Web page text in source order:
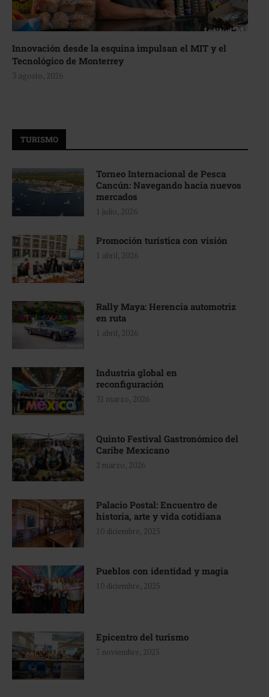
Innovación desde la esquina impulsan el MIT y el
Tecnológico de Monterrey
3 agosto, 2026
TURISMO
Torneo Internacional de Pesca
Cancún: Navegando hacia nuevos
mercados
1 julio, 2026
Promoción turística con visión
1 abril, 2026
Rally Maya: Herencia automotriz
en ruta
1 abril, 2026
Industria global en
reconfiguración
31 marzo, 2026
Quinto Festival Gastronómico del
Caribe Mexicano
2 marzo, 2026
Palacio Postal: Encuentro de
historia, arte y vida cotidiana
10 diciembre, 2025
Pueblos con identidad y magia
10 diciembre, 2025
Epicentro del turismo
7 noviembre, 2025